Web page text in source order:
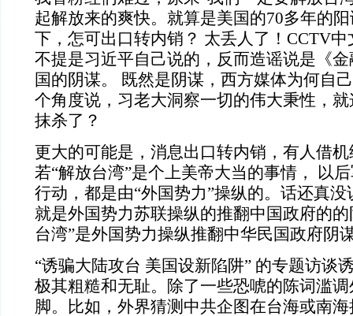
起解放来的爽快。就算是美国的70多年的
下，怎可出口转内销？ 太丢人了！CCTV
不提是习近平自己说的，反而造谣说是《
国的阴谋。 既然是阴谋，西方媒体为何自
个角度说，习老大洞察一切的伟大秉性，
抹杀了？
更大的可能是，消息出口转内销，有人借
若“解放台湾”是个上美帝大当的事情， 以
行动，都是由“外国势力”操纵的。话还真
就是外国势力苏联操纵的推翻中国政府的
台湾”是外国势力操纵推翻中华民国政府阴
“诱骗大陆攻台 美国设新陷阱” 的专题访谈
极其粗糙和无耻。除了一些恐唬的陈词滥
脚。比如，外界猜测中共企图在台海或南